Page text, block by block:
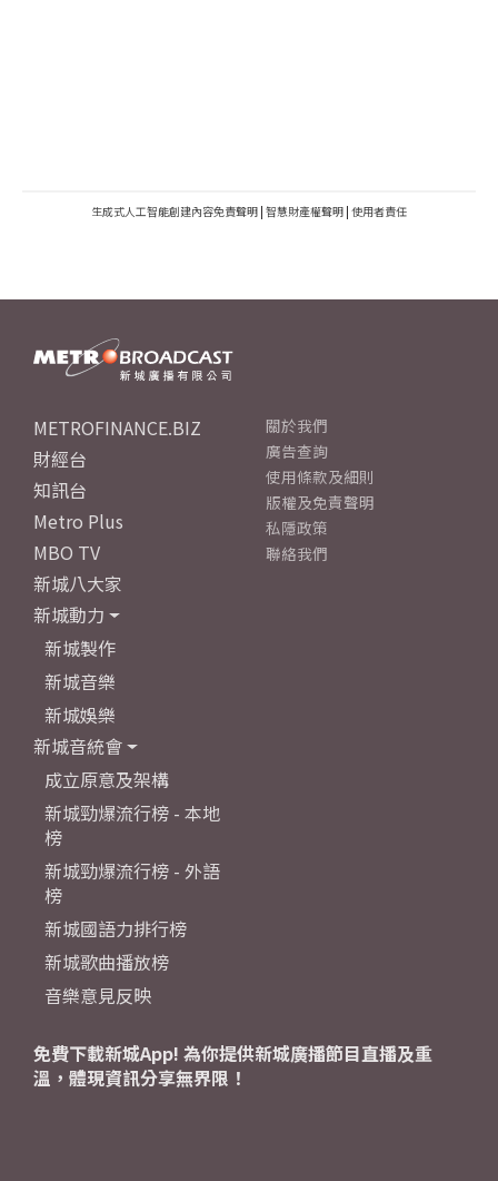
生成式人工智能創建內容免責聲明 | 智慧財產權聲明 | 使用者責任
METROFINANCE.BIZ
財經台
知訊台
Metro Plus
MBO TV
新城八大家
新城動力
新城製作
新城音樂
新城娛樂
新城音統會
成立原意及架構
新城勁爆流行榜 - 本地
榜
新城勁爆流行榜 - 外語
榜
新城國語力排行榜
新城歌曲播放榜
音樂意見反映
關於我們
廣告查詢
使用條款及細則
版權及免責聲明
私隱政策
聯絡我們
免費下載新城App! 為你提供新城廣播節目直播及重
溫，體現資訊分享無界限！